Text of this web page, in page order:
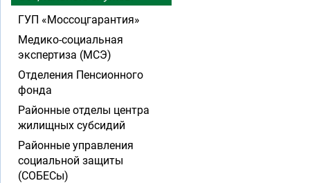
ГУП «Моссоцгарантия»
Медико-социальная
экспертиза (МСЭ)
Отделения Пенсионного
фонда
Районные отделы центра
жилищных субсидий
Районные управления
социальной защиты
(СОБЕСы)